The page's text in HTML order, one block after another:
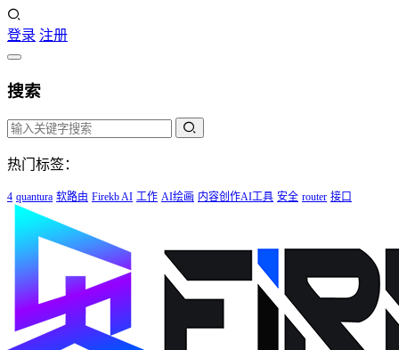
登录 注册
搜索
热门标签：
4 quantura 软路由 Firekb AI 工作 AI绘画 内容创作AI工具 安全 router 接口